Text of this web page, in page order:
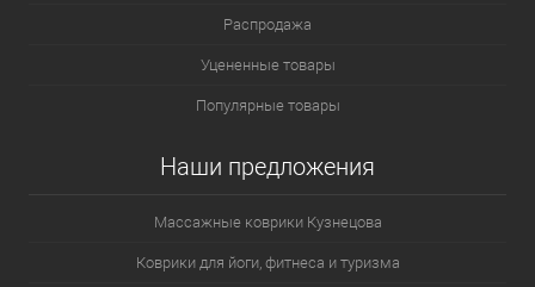
мороза, влажности, жары;
универсальность предметов для всех участников похода;
гигиеничность и безопасность инвентаря;
точный подбор размеров каремата под палатку, котелка
Даже если у вас отличный спальный мешок, вашей спине нужна
набор не обходится без каремата – специального коврика,
Распродажа
Уцененные товары
Популярные товары
Наши предложения
Массажные коврики Кузнецова
Коврики для йоги, фитнеса и туризма